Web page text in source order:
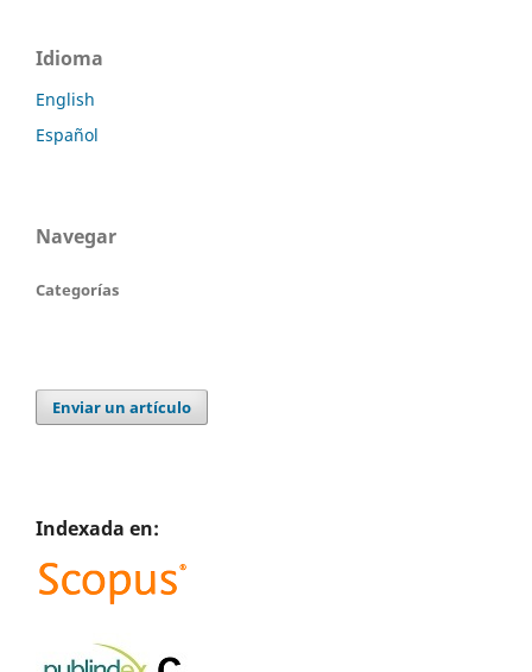
Idioma
English
Español
Navegar
Categorías
Enviar un artículo
Indexada en: